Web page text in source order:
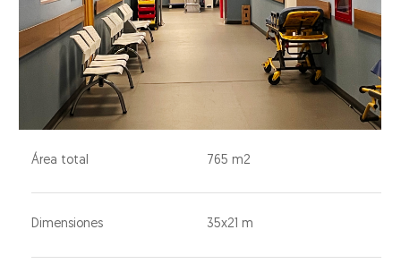
Área total 765 m2
Dimensiones 35x21 m